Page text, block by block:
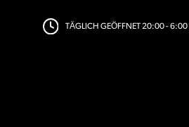
TÄGLICH GEÖFFNET 20:00 - 6:00